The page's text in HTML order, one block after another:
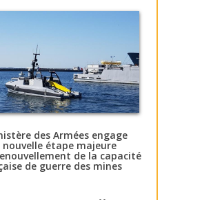
des Armées engage
nouvelle étape majeure
de la capacité
de guerre des mines